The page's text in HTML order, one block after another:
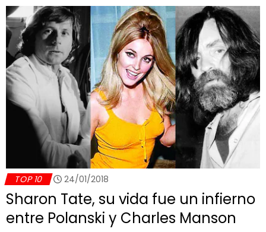
TOP 10 24/01/2018
Sharon Tate, su vida fue un infierno
entre Polanski y Charles Manson